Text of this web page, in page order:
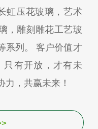
虹压花玻璃，艺术
，雕刻雕花工艺玻
系列。 客户价值才
只有开放，才有未
，共赢未来！